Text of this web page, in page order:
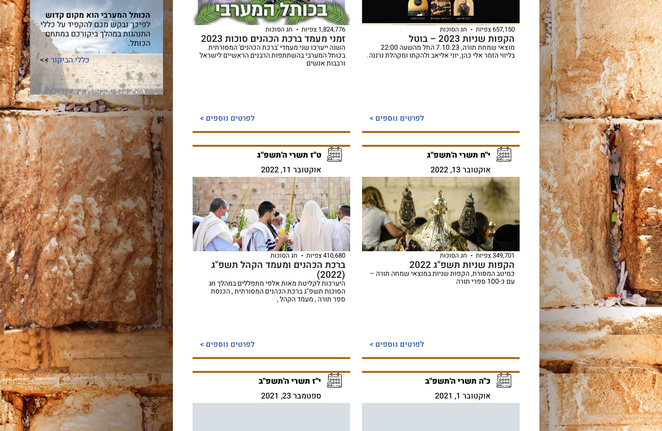
657,150 צפיות חג הסוכות
הקפות שניות 2023 – בוטל
מוצאי שמחת תורה, 7.10.23 החל מהשעה 22:00
בליווי הזמר אלי כהן, יוני אליאב ולהקתו ומקהלת נרננה.
לפרטים נוספים >
1,824,776 צפיות חג הסוכות
זמני מעמד ברכת הכהנים סוכות 2023
השנה ייערכו שני מעמדי 'ברכת הכהנים' המסורתית
בכותל המערבי בהשתתפות הרבנים הראשיים לישראל
ורבבות אנשים
לפרטים נוספים >
י"ח תשרי ה'תשפ"ג
אוקטובר 13, 2022
349,701 צפיות חג הסוכות
הקפות שניות תשפ"ג 2022
כמיטב המסורת, הקפות שניות במוצאי שמחה תורה –
עם כ-100 ספרי תורה
לפרטים נוספים >
ט"ז תשרי ה'תשפ"ג
אוקטובר 11, 2022
410,680 צפיות חג הסוכות
ברכת הכהנים ומעמד הקהל תשפ"ג
(2022)
היערכות לקליטת מאות אלפי מתפללים במהלך חג
הסוכות תשפ"ג ברכת הכהנים המסורתית , הכנסת
ספר תורה , מעמד הקהל ,
לפרטים נוספים >
כ"ה תשרי ה'תשפ"ב
אוקטובר 1, 2021
י"ז תשרי ה'תשפ"ב
ספטמבר 23, 2021
הכותל המערבי הוא מקום קדוש
לפיכך נבקש מכם להקפיד על כללי
התנהגות במהלך ביקורכם במתחם
הכותל.
כללי הביקור>>